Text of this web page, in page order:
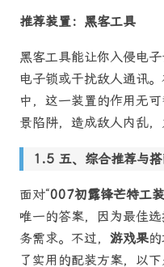
推荐装置：黑客工具
黑客工具能让你入侵电
电子锁或干扰敌人通讯
中，这一装置的作用无
景陷阱，造成敌人内乱，
五、综合推荐与
面对“007初露锋芒特工
唯一的答案，因为最佳
务需求。不过， 游戏果
了实用的配装方案，以